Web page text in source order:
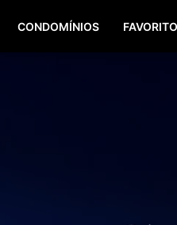
CONDOMÍNIOS